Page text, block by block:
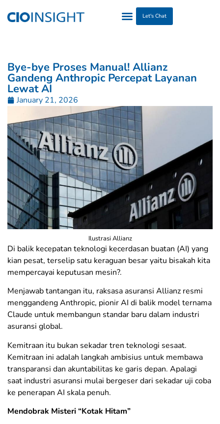
Let's Chat
Bye-bye Proses Manual! Allianz
Gandeng Anthropic Percepat Layanan
Lewat AI
January 21, 2026
Ilustrasi Allianz
Di balik kecepatan teknologi kecerdasan buatan (AI) yang
kian pesat, terselip satu keraguan besar yaitu bisakah kita
mempercayai keputusan mesin?.
Menjawab tantangan itu, raksasa asuransi Allianz resmi
menggandeng Anthropic, pionir AI di balik model ternama
Claude untuk membangun standar baru dalam industri
asuransi global.
​Kemitraan itu bukan sekadar tren teknologi sesaat.
Kemitraan ini adalah langkah ambisius untuk membawa
transparansi dan akuntabilitas ke garis depan. Apalagi
saat industri asuransi mulai bergeser dari sekadar uji coba
ke penerapan AI skala penuh.
​Mendobrak Misteri “Kotak Hitam”